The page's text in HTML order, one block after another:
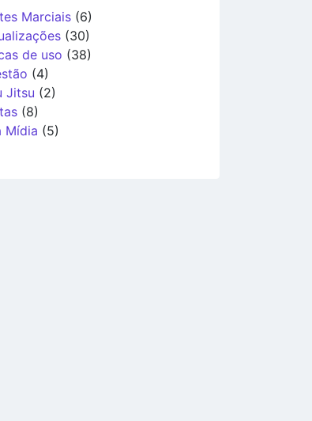
Marciais (6)
(30)
de uso (38)
(4)
Jitsu (2)
(8)
Mídia (5)